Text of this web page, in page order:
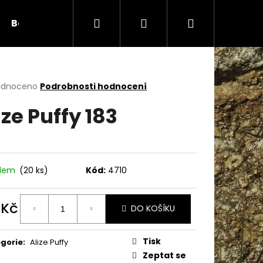
Bambule Háčky Duté vlákno
Hledat PřihlášeníNákupní
košík
Podrobnosti hodnocení
Puffy 183
(20 ks) Kód: 4710
DO KOŠÍKU
: Alize Puffy
Tisk
Zeptat se
Následující